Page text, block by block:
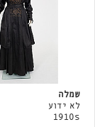
שמלה
לא ידוע
1910s